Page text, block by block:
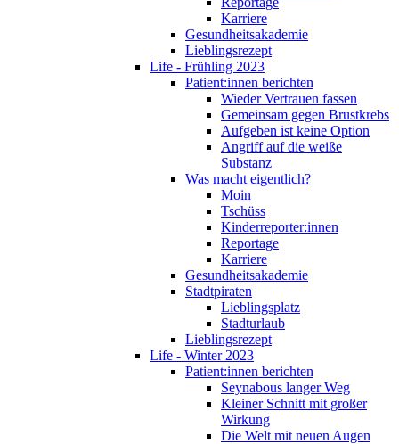
Karriere
Gesundheitsakademie
Lieblingsrezept
Life - Frühling 2023
Patient:innen berichten
Wieder Vertrauen fassen
Gemeinsam gegen Brustkrebs
Aufgeben ist keine Option
Angriff auf die weiße
Substanz
Was macht eigentlich?
Moin
Tschüss
Kinderreporter:innen
Reportage
Karriere
Gesundheitsakademie
Stadtpiraten
Lieblingsplatz
Stadturlaub
Lieblingsrezept
Life - Winter 2023
Patient:innen berichten
Seynabous langer Weg
Kleiner Schnitt mit großer
Wirkung
Die Welt mit neuen Augen